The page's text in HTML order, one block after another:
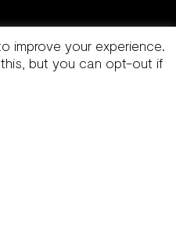
improve your experience.
but you can opt-out if